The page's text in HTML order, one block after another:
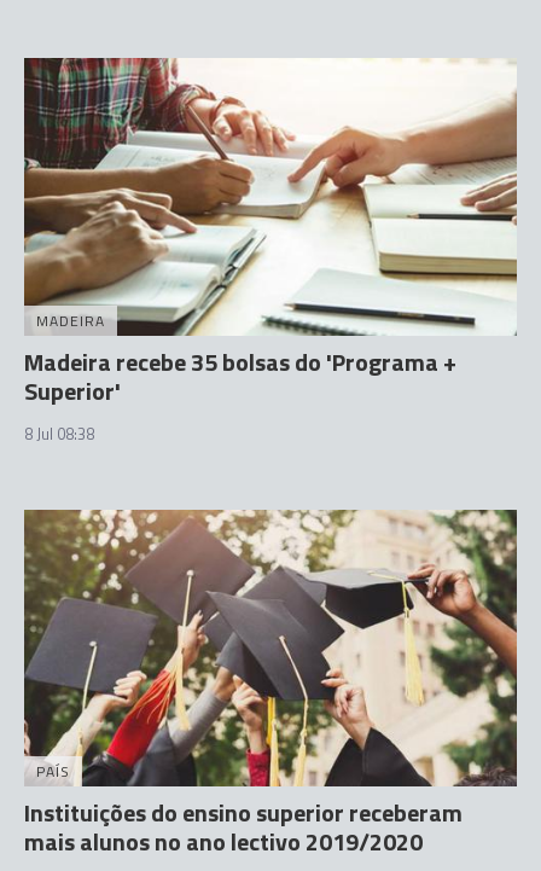
MADEIRA
Madeira recebe 35 bolsas do 'Programa +
Superior'
8 Jul 08:38
PAÍS
Instituições do ensino superior receberam
mais alunos no ano lectivo 2019/2020